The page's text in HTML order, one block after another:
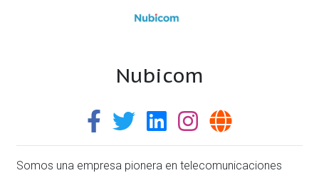
Nubicom
Somos una empresa pionera en telecomunicaciones